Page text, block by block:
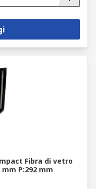
Fibra di vetro
P:292 mm